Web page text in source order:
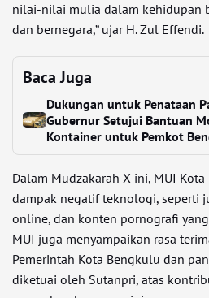
nilai-nilai mulia dalam kehidupan
dan bernegara,” ujar H. Zul Effendi.
Baca Juga
Dukungan untuk Penataan
Gubernur Setujui Bantuan
Kontainer untuk Pemkot
Dalam Mudzakarah X ini, MUI
dampak negatif teknologi, seperti
online, dan konten pornografi
MUI juga menyampaikan rasa
Pemerintah Kota Bengkulu dan
diketuai oleh Sutanpri, atas